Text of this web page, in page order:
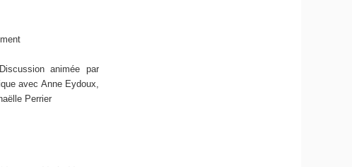
animée par
avec Anne Eydoux,
Perrier